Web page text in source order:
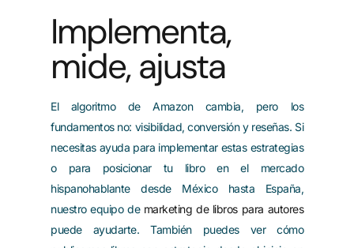
Implementa,
mide, ajusta
El algoritmo de Amazon cambia, pero los
fundamentos no: visibilidad, conversión y reseñas. Si
necesitas ayuda para implementar estas estrategias
o para posicionar tu libro en el mercado
hispanohablante desde México hasta España,
nuestro equipo de marketing de libros para autores
puede ayudarte. También puedes ver cómo